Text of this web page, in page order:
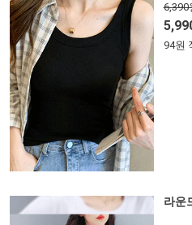
6,390
94원
라운